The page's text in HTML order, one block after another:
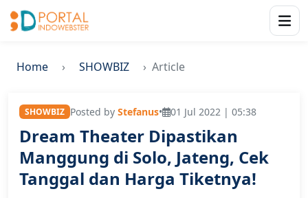
Home SHOWBIZ Article
SHOWBIZ Posted by Stefanus• 01 Jul 2022 | 05:38
Dream Theater Dipastikan
Manggung di Solo, Jateng, Cek
Tanggal dan Harga Tiketnya!